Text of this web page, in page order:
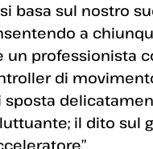
si basa sul nostro
a
un professionista
di
sposta
il dito sul